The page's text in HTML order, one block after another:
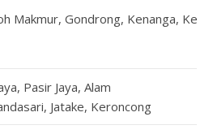
Makmur, Gondrong, Kenanga,
Pasir Jaya, Alam
Jatake, Keroncong